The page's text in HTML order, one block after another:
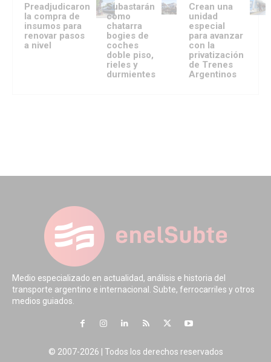
Preadjudicaron
la compra de
insumos para
renovar pasos
a nivel
Subastarán
como
chatarra
bogies de
coches
doble piso,
rieles y
durmientes
Crean una
unidad
especial
para avanzar
con la
privatización
de Trenes
Argentinos
Medio especializado en actualidad, análisis e historia del
transporte argentino e internacional. Subte, ferrocarriles y otros
medios guiados.
© 2007-2026 | Todos los derechos reservados